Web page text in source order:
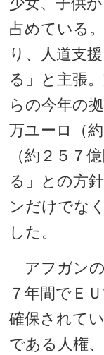
占めている
り、人道支
る」と主張
らの今年の
万ユーロ（
（約２５７
る」との方
ンだけでな
した。
アフガンの
７年間でＥ
確保されて
である人権